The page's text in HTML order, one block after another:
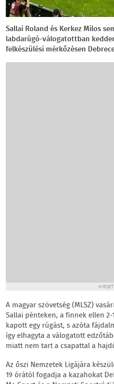
Sallai Roland és Kerkez Milos
labdarúgó-válogatottban
felkészülési mérkőzésen
A magyar szövetség (MLSZ)
Sallai pénteken, a finnek ellen
kapott egy rúgást, s azóta
így elhagyta a válogatott
miatt nem tart a csapattal a
Az őszi Nemzetek Ligájára
19 órától fogadja a kazahokat